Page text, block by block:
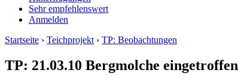
Sehr empfehlenswert
Anmelden
Startseite › Teichprojekt › TP: Beobachtungen
TP: 21.03.10 Bergmolche eingetroffen